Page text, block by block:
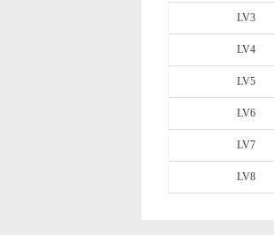
LV3
LV4
LV5
LV6
LV7
LV8